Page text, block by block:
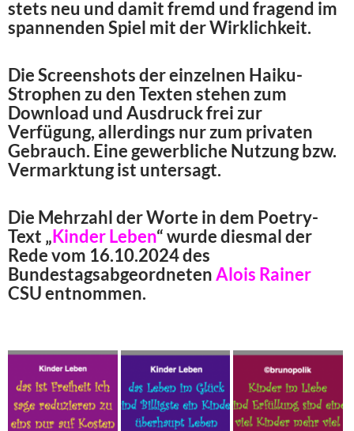
stets neu und damit fremd und fragend im
spannenden Spiel mit der Wirklichkeit.
Die Screenshots der einzelnen Haiku-
Strophen zu den Texten stehen zum
Download und Ausdruck frei zur
Verfügung, allerdings nur zum privaten
Gebrauch. Eine gewerbliche Nutzung bzw.
Vermarktung ist untersagt.
Die Mehrzahl der Worte in dem Poetry-
Text „Kinder Leben“ wurde diesmal der
Rede vom 16.10.2024 des
BundestagsabgeordnetenAlois Rainer
CSU entnommen.